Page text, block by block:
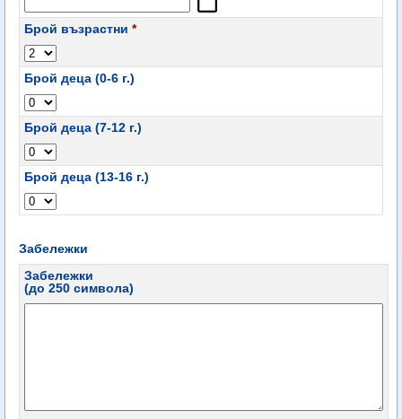
Брой възрастни *
Брой деца (0-6 г.)
Брой деца (7-12 г.)
Брой деца (13-16 г.)
Забележки
Забележки
(до 250 символа)